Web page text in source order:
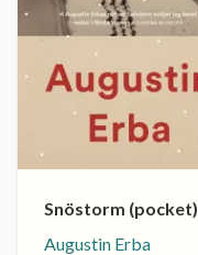
Snöstorm (pocket)
Augustin Erba